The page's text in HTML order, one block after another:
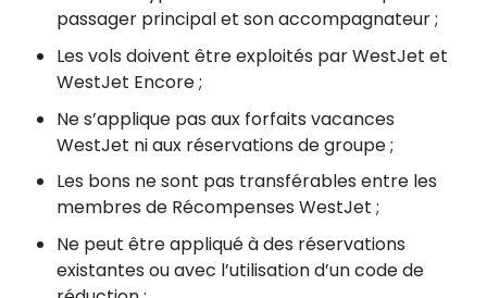
passager principal et son accompagnateur ;
Les vols doivent être exploités par WestJet et
WestJet Encore ;
Ne s’applique pas aux forfaits vacances
WestJet ni aux réservations de groupe ;
Les bons ne sont pas transférables entre les
membres de Récompenses WestJet ;
Ne peut être appliqué à des réservations
existantes ou avec l’utilisation d’un code de